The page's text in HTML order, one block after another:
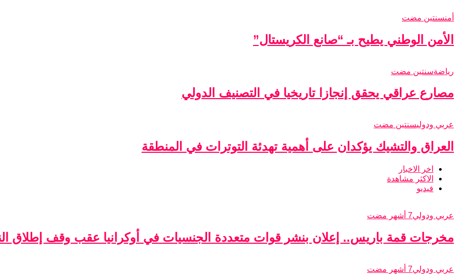
أمنسنتين مضت
الأمن الوطني يطيح بـ “صانع الكريستال”
رياضةسنتين مضت
مصارع عراقي يحقق إنجازا تاريخيا في التصنيف الدولي
عربي ودوليسنتين مضت
العراق والتشيك يؤكدان على أهمية تهدئة التوترات في المنطقة
اخر الاخبار
الاكثر مشاهدة
فيديو
عربي ودولي7 أشهر مضت
مخرجات قمة باريس.. إعلان بنشر قوات متعددة الجنسيات في أوكرانيا عقب وقف إطلاق
عربي ودولي7 أشهر مضت